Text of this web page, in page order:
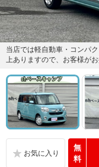
当店では軽自動車・コンパ
上ありますので、お客様が
無
料